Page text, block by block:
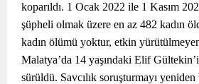
koparıldı. 1 Ocak 2022 ile 1 Kasım
şüpheli olmak üzere en az 482 kadın
kadın ölümü yoktur, etkin
Malatya’da 14 yaşındaki Elif
sürüldü. Savcılık soruşturmayı yeniden